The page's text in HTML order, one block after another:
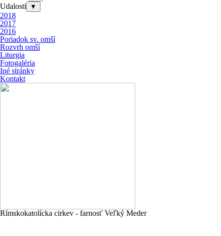
Udalosti ▼
2018
2017
2016
Poriadok sv. omší
Rozvrh omší
Liturgia
Fotogaléria
Iné stránky
Kontakt
Rímskokatolícka cirkev - farnosť Veľký Meder